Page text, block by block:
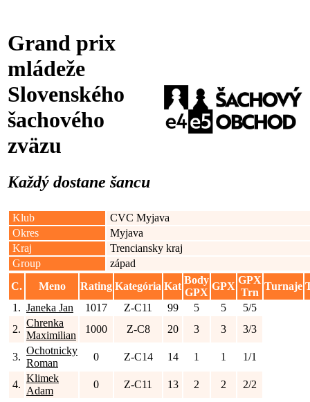
Grand prix
mládeže
Slovenského
šachového
zväzu
Každý dostane šancu
Klub
CVC Myjava
Okres
Myjava
Kraj
Trenciansky kraj
Group
západ
C.
Meno Rating Kategória Kat
Body
GPX
GPX
GPX
Trn
Turnaje
1. Janeka Jan 1017 Z-C11 99 5 5
5/5
2.
Chrenka
Maximilian
1000 Z-C8 20 3 3 3/3
3.
Ochotnicky
Roman
0 Z-C14 14 1 1 1/1
4.
Klimek
Adam
0 Z-C11 13 2 2 2/2